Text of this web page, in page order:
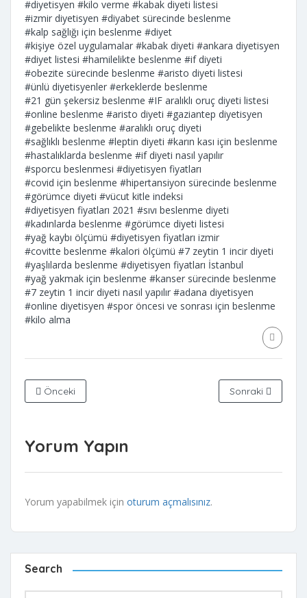
#diyetisyen #kilo verme #kabak diyeti listesi
#izmir diyetisyen #diyabet sürecinde beslenme
#kalp sağlığı için beslenme #diyet
#kişiye özel uygulamalar #kabak diyeti #ankara diyetisyen
#diyet listesi #hamilelikte beslenme #if diyeti
#obezite sürecinde beslenme #aristo diyeti listesi
#ünlü diyetisyenler #erkeklerde beslenme
#21 gün şekersiz beslenme #IF aralıklı oruç diyeti listesi
#online beslenme #aristo diyeti #gaziantep diyetisyen
#gebelikte beslenme #aralıklı oruç diyeti
#sağlıklı beslenme #leptin diyeti #karın kası için beslenme
#hastalıklarda beslenme #if diyeti nasıl yapılır
#sporcu beslenmesi #diyetisyen fiyatları
#covid için beslenme #hipertansiyon sürecinde beslenme
#görümce diyeti #vücut kitle indeksi
#diyetisyen fiyatları 2021 #sıvı beslenme diyeti
#kadınlarda beslenme #görümce diyeti listesi
#yağ kaybı ölçümü #diyetisyen fiyatları izmir
#covitte beslenme #kalori ölçümü #7 zeytin 1 incir diyeti
#yaşlılarda beslenme #diyetisyen fiyatları İstanbul
#yağ yakmak için beslenme #kanser sürecinde beslenme
#7 zeytin 1 incir diyeti nasıl yapılır #adana diyetisyen
#online diyetisyen #spor öncesi ve sonrası için beslenme
#kilo alma
Önceki Sonraki
Yorum Yapın
Yorum yapabilmek için oturum açmalısınız.
Search